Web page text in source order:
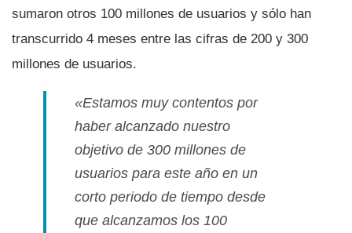
sumaron otros 100 millones de usuarios y sólo han
transcurrido 4 meses entre las cifras de 200 y 300
millones de usuarios.
«Estamos muy contentos por
haber alcanzado nuestro
objetivo de 300 millones de
usuarios para este año en un
corto periodo de tiempo desde
que alcanzamos los 100